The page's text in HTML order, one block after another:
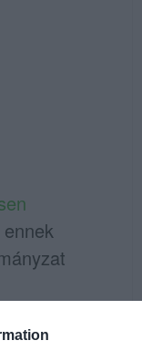
ennek